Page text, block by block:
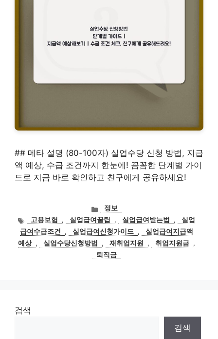
## 메타 설명 (80-100자) 실업수당 신청 방법, 지급
액 예상, 수급 조건까지 한눈에! 꼼꼼한 단계별 가이
드로 지금 바로 확인하고 친구에게 공유하세요!
카
테
고
리
정보
태
그
고용보험 , 실업급여꿀팁 , 실업급여받는법 ,
실업
급여수급조건
, 실업급여신청가이드 ,
실업급여지급액
예상 , 실업수당신청방법 , 재취업지원 , 취업지원금 ,
퇴직금
검색
검색